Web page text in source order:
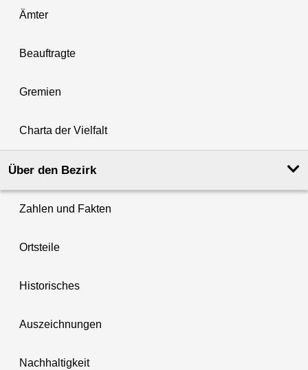
Ämter
Beauftragte
Gremien
Charta der Vielfalt
Über den Bezirk
Zahlen und Fakten
Ortsteile
Historisches
Auszeichnungen
Nachhaltigkeit